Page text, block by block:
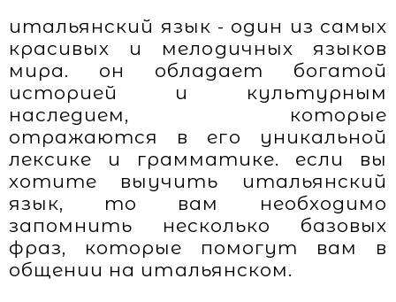
итальянский язык - один из самых
красивых и мелодичных языков
мира. он обладает богатой
историей и культурным
наследием, которые
отражаются в его уникальной
лексике и грамматике. если вы
хотите выучить итальянский
язык, то вам необходимо
запомнить несколько базовых
фраз, которые помогут вам в
общении на итальянском.